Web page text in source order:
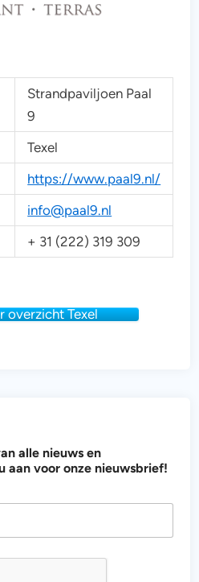
Strandpaviljoen Paal
9
Texel
https://www.paal9.nl/
info@paal9.nl
+ 31 (222) 319 309
overzicht Texel
alle nieuws en
aan voor onze nieuwsbrief!